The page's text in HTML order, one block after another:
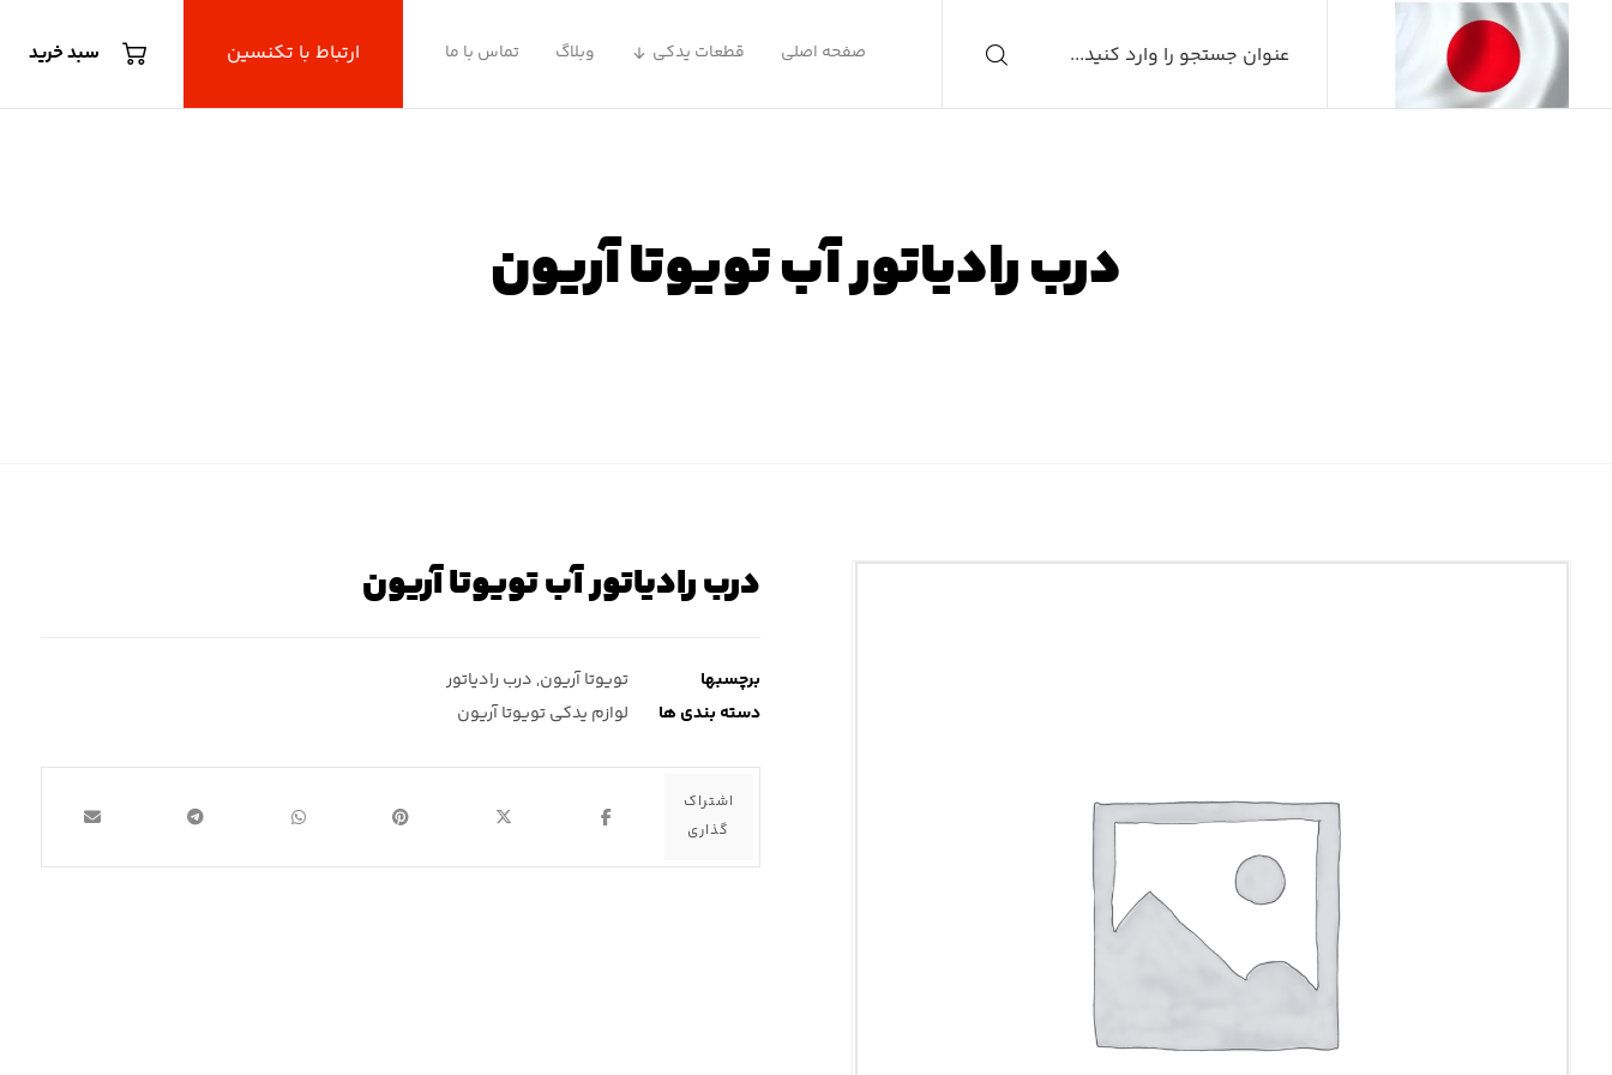
سبد خرید ارتباط با تکنسین صفحه اصلی قطعات یدکی وبلاگ تماس با ما
درب رادیاتور آب تویوتا آریون
درب رادیاتور آب تویوتا آریون
برچسبها تویوتا آریون, درب رادیاتور
دسته بندی ها
لوازم یدکی تویوتا آریون